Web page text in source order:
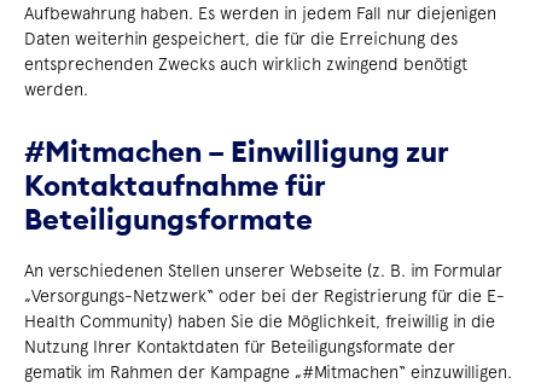
Aufbewahrung haben. Es werden in jedem Fall nur diejenigen
Daten weiterhin gespeichert, die für die Erreichung des
entsprechenden Zwecks auch wirklich zwingend benötigt
werden.
#Mitmachen – Einwilligung zur
Kontaktaufnahme für
Beteiligungsformate
An verschiedenen Stellen unserer Webseite (z. B. im Formular
„Versorgungs-Netzwerk“ oder bei der Registrierung für die E-
Health Community) haben Sie die Möglichkeit, freiwillig in die
Nutzung Ihrer Kontaktdaten für Beteiligungsformate der
gematik im Rahmen der Kampagne „#Mitmachen“ einzuwilligen.